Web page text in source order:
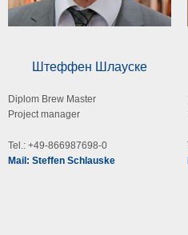
Штеффен Шлауске
Diplom Brew Master
Project manager
Tel.: +49-866987698-0
Mail: Steffen Schlauske